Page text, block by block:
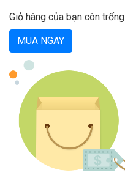
Giỏ hàng của bạn còn trống
MUA NGAY